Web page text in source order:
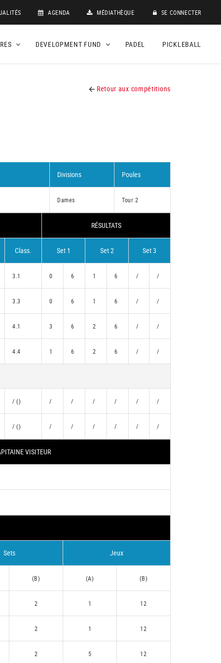
AGENDA MÉDIATHÈQUE SE CONNECTER
DEVELOPMENT FUND PADEL PICKLEBALL
Retour aux compétitions
Divisions Poules
Dames Tour 2
RÉSULTATS
Class. Set 1 Set 2 Set 3
3.1 0 6 1 6 / /
3.3 0 6 1 6 / /
4.1 3 6 2 6 / /
4.4 1 6 2 6 / /
/ () / / / / / /
/ () / / / / / /
VISITEUR
Sets Jeux
(B) (A) (B)
2 1 12
2 1 12
2 5 12